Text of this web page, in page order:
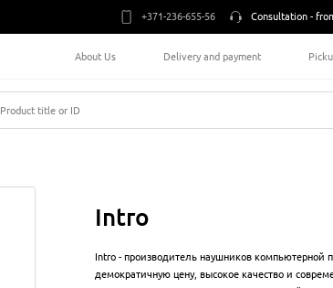
+371-236-655-56 Consultation -
About Us Delivery and payment
Product title or ID
Intro
Intro - производитель наушников компьютерной
демократичную цену, высокое качество и